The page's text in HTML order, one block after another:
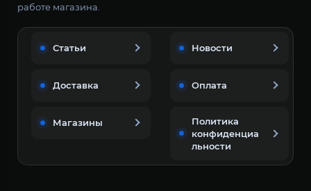
работе магазина.
Статьи Новости
Доставка Оплата
Магазины
Политика
конфиденциа
льности